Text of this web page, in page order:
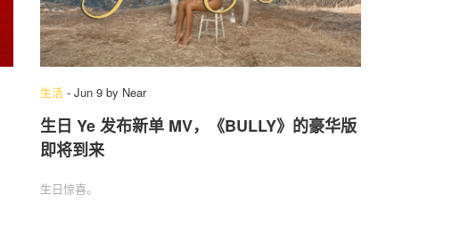
生活 - Jun 9 by Near
生日 Ye 发布新单 MV，《BULLY》的豪华版
即将到来
生日惊喜。